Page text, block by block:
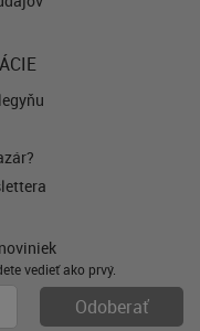
vedieť ako prvý.